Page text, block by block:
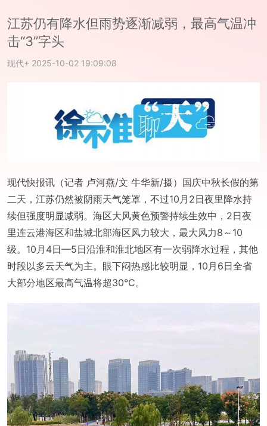
江苏仍有降水但雨势逐渐减弱，最高气温冲
击“3”字头
现代+ 2025-10-02 19:09:08
现代快报讯（记者 卢河燕/文 牛华新/摄）国庆中秋长假的第
二天，江苏仍然被阴雨天气笼罩，不过10月2日夜里降水持
续但强度明显减弱。海区大风黄色预警持续生效中，2日夜
里连云港海区和盐城北部海区风力较大，最大风力8～10
级。10月4日—5日沿淮和淮北地区有一次弱降水过程，其他
时段以多云天气为主。眼下闷热感比较明显，10月6日全省
大部分地区最高气温将超30℃。